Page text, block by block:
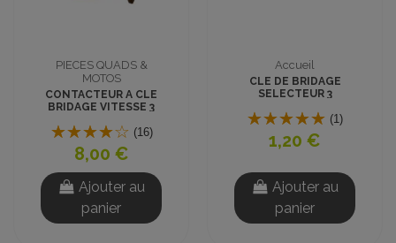
PIECES QUADS &
MOTOS
CONTACTEUR A CLE
BRIDAGE VITESSE 3
(16)
8,00 €
Ajouter au
panier
Accueil
CLE DE BRIDAGE
SELECTEUR 3
(1)
1,20 €
Ajouter au
panier